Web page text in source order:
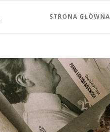
STRONA GŁÓWNA